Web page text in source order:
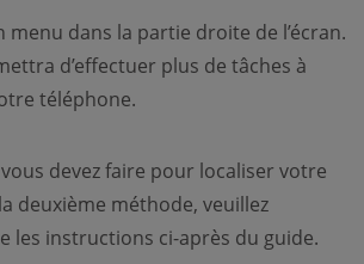
menu dans la partie droite de l’écran.
d’effectuer plus de tâches à
téléphone.
vous devez faire pour localiser votre
deuxième méthode, veuillez
les instructions ci-après du guide.